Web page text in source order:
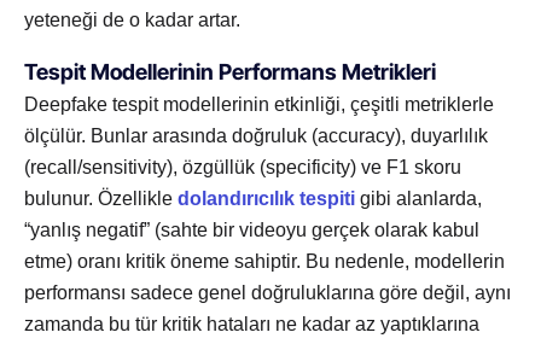
yeteneği de o kadar artar.
Tespit Modellerinin Performans Metrikleri
Deepfake tespit modellerinin etkinliği, çeşitli metriklerle
ölçülür. Bunlar arasında doğruluk (accuracy), duyarlılık
(recall/sensitivity), özgüllük (specificity) ve F1 skoru
bulunur. Özellikle dolandırıcılık tespiti gibi alanlarda,
“yanlış negatif” (sahte bir videoyu gerçek olarak kabul
etme) oranı kritik öneme sahiptir. Bu nedenle, modellerin
performansı sadece genel doğruluklarına göre değil, aynı
zamanda bu tür kritik hataları ne kadar az yaptıklarına